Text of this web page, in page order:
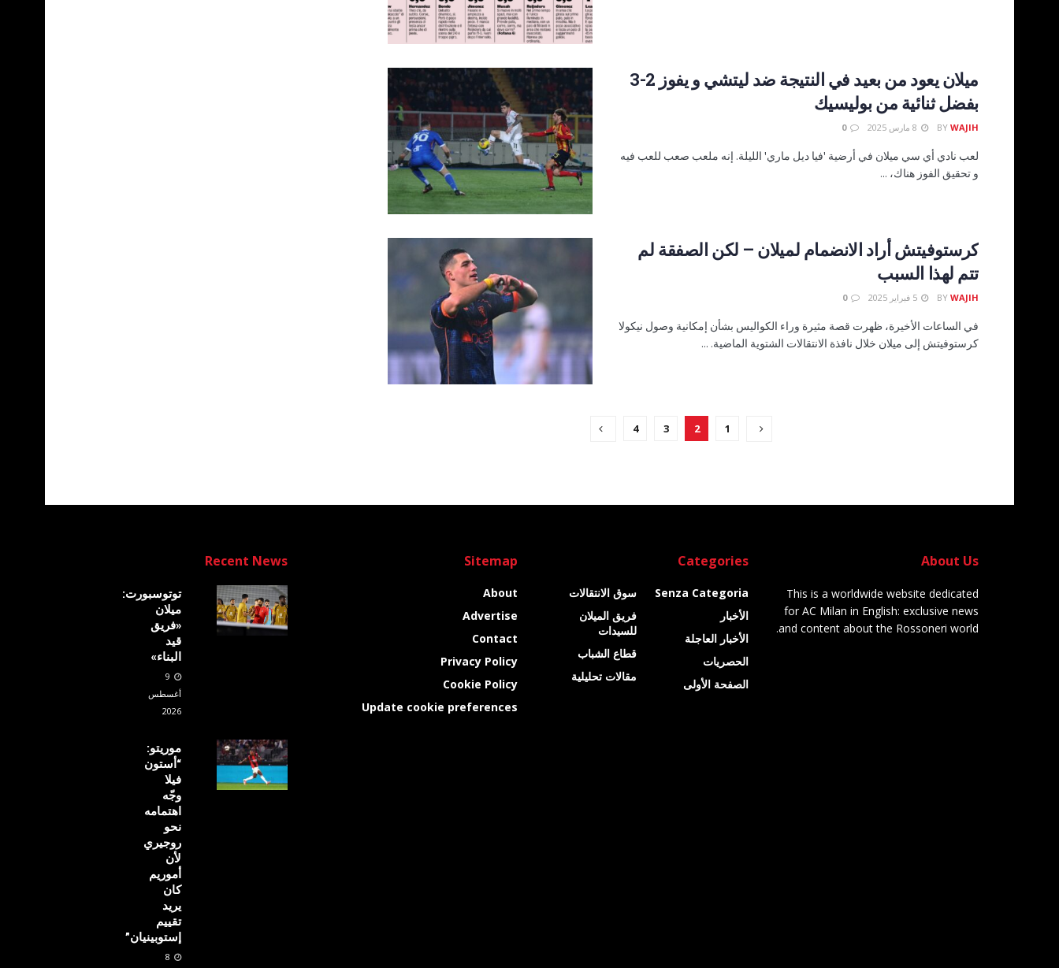
ميلان يعود من بعيد في النتيجة ضد ليتشي و يفوز 2-3
بفضل ثنائية من بوليسيك
BY WAJIH
0
لعب نادي أي سي ميلان في أرضية 'فيا ديل ماري' الليلة. إنه ملعب صعب للعب فيه
و تحقيق الفوز هناك، ...
كرستوفيتش أراد الانضمام لميلان – لكن الصفقة لم
تتم لهذا السبب
BY WAJIH
0
في الساعات الأخيرة، ظهرت قصة مثيرة وراء الكواليس بشأن إمكانية وصول نيكولا
كرستوفيتش إلى ميلان خلال نافذة الانتقالات الشتوية الماضية. ...
1
2
3
4
About Us
This is a worldwide website dedicated
for AC Milan in English: exclusive news
and content about the Rossoneri world.
Categories
Senza Categoria
الأخبار
الأخبار العاجلة
الحصريات
الصفحة الأولى
سوق الانتقالات
فريق الميلان
للسيدات
قطاع الشباب
مقالات تحليلية
Sitemap
About
Advertise
Contact
Privacy Policy
Cookie Policy
Update cookie preferences
Recent News
توتوسبورت:
ميلان
«فريق
قيد
البناء»
9
أغسطس
2026
موريتو:
“أستون
فيلا
وجّه
اهتمامه
نحو
روجيري
لأن
أموريم
كان
يريد
تقييم
إستوبينيان”
8